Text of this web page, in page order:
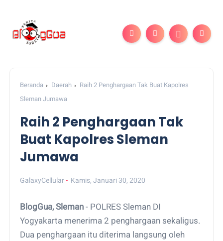
Beranda Daerah
Raih 2 Penghargaan Tak Buat Kapolres
Sleman Jumawa
Raih 2 Penghargaan Tak
Buat Kapolres Sleman
Jumawa
GalaxyCellular Kamis, Januari 30, 2020
BlogGua, Sleman - POLRES Sleman DI
Yogyakarta menerima 2 penghargaan sekaligus.
Dua penghargaan itu diterima langsung oleh